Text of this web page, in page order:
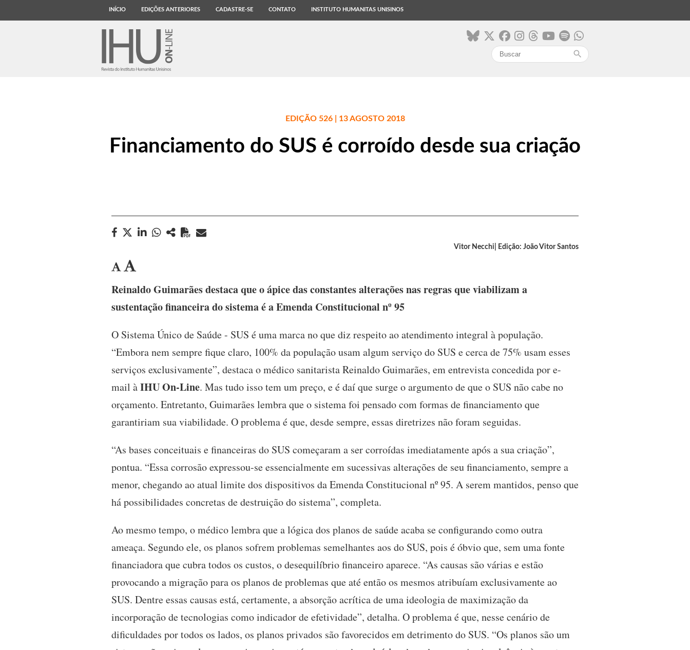
INÍCIO EDIÇÕES ANTERIORES CADASTRE-SE CONTATO INSTITUTO HUMANITAS UNISINOS
search
EDIÇÃO 526 | 13 AGOSTO 2018
Financiamento do SUS é corroído desde sua criação
Vitor Necchi| Edição: João Vitor Santos
Reinaldo Guimarães destaca que o ápice das constantes alterações nas regras que viabilizam a
sustentação financeira do sistema é a Emenda Constitucional nº 95
O Sistema Único de Saúde - SUS é uma marca no que diz respeito ao atendimento integral à população.
“Embora nem sempre fique claro, 100% da população usam algum serviço do SUS e cerca de 75% usam esses
serviços exclusivamente”, destaca o médico sanitarista Reinaldo Guimarães, em entrevista concedida por e-
mail àIHU On-Line. Mas tudo isso tem um preço, e é daí que surge o argumento de que o SUS não cabe no
orçamento. Entretanto, Guimarães lembra que o sistema foi pensado com formas de financiamento que
garantiriam sua viabilidade. O problema é que, desde sempre, essas diretrizes não foram seguidas.
“As bases conceituais e financeiras do SUS começaram a ser corroídas imediatamente após a sua criação”,
pontua. “Essa corrosão expressou-se essencialmente em sucessivas alterações de seu financiamento, sempre a
menor, chegando ao atual limite dos dispositivos da Emenda Constitucional nº 95. A serem mantidos, penso que
há possibilidades concretas de destruição do sistema”, completa.
Ao mesmo tempo, o médico lembra que a lógica dos planos de saúde acaba se configurando como outra
ameaça. Segundo ele, os planos sofrem problemas semelhantes aos do SUS, pois é óbvio que, sem uma fonte
financiadora que cubra todos os custos, o desequilíbrio financeiro aparece. “As causas são várias e estão
provocando a migração para os planos de problemas que até então os mesmos atribuíam exclusivamente ao
SUS. Dentre essas causas está, certamente, a absorção acrítica de uma ideologia de maximização da
incorporação de tecnologias como indicador de efetividade”, detalha. O problema é que, nesse cenário de
dificuldades por todos os lados, os planos privados são favorecidos em detrimento do SUS. “Os planos são um